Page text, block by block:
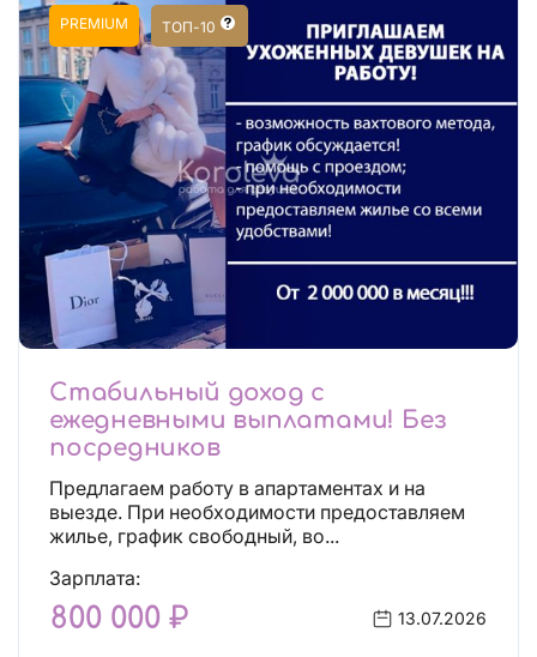
PREMIUM ТОП-10
Стабильный доход с
ежедневными выплатами! Без
посредников
Предлагаем работу в апартаментах и на
выезде. При необходимости предоставляем
жилье, график свободный, во...
Зарплата:
800 000 ₽ 13.07.2026